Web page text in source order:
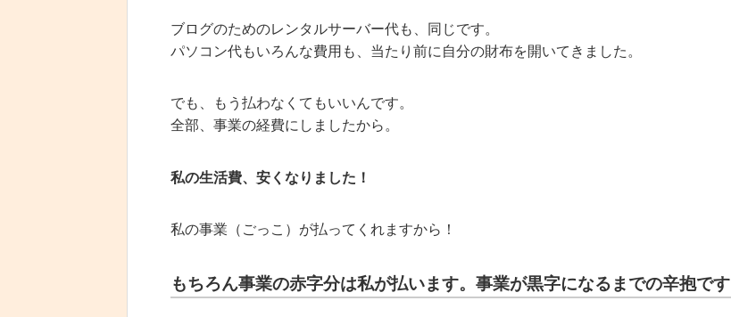
ブログのためのレンタルサーバー代も、同じです。
パソコン代もいろんな費用も、当たり前に自分の財布を開いてきました。
でも、もう払わなくてもいいんです。
全部、事業の経費にしましたから。
私の生活費、安くなりました！
私の事業（ごっこ）が払ってくれますから！
もちろん事業の赤字分は私が払います。事業が黒字になるまでの辛抱です